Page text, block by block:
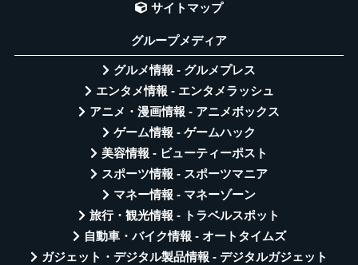
サイトマップ
グループメディア
グルメ情報 - グルメプレス
エンタメ情報 - エンタメラッシュ
アニメ・漫画情報 - アニメボックス
ゲーム情報 - ゲームハック
美容情報 - ビューティーポスト
スポーツ情報 - スポーツマニア
マネー情報 - マネーゾーン
旅行・観光情報 - トラベルスポット
自動車・バイク情報 - オートタイムズ
ガジェット・デジタル製品情報 - デジタルガジェット